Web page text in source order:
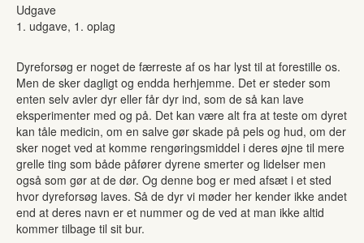
Udgave
1. udgave, 1. oplag
Dyreforsøg er noget de færreste af os har lyst til at forestille os.
Men de sker dagligt og endda herhjemme. Det er steder som
enten selv avler dyr eller får dyr ind, som de så kan lave
eksperimenter med og på. Det kan være alt fra at teste om dyret
kan tåle medicin, om en salve gør skade på pels og hud, om der
sker noget ved at komme rengøringsmiddel i deres øjne til mere
grelle ting som både påfører dyrene smerter og lidelser men
også som gør at de dør. Og denne bog er med afsæt i et sted
hvor dyreforsøg laves. Så de dyr vi møder her kender ikke andet
end at deres navn er et nummer og de ved at man ikke altid
kommer tilbage til sit bur.